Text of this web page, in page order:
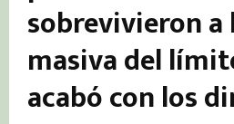
sobrevivieron
masiva del
acabó con los